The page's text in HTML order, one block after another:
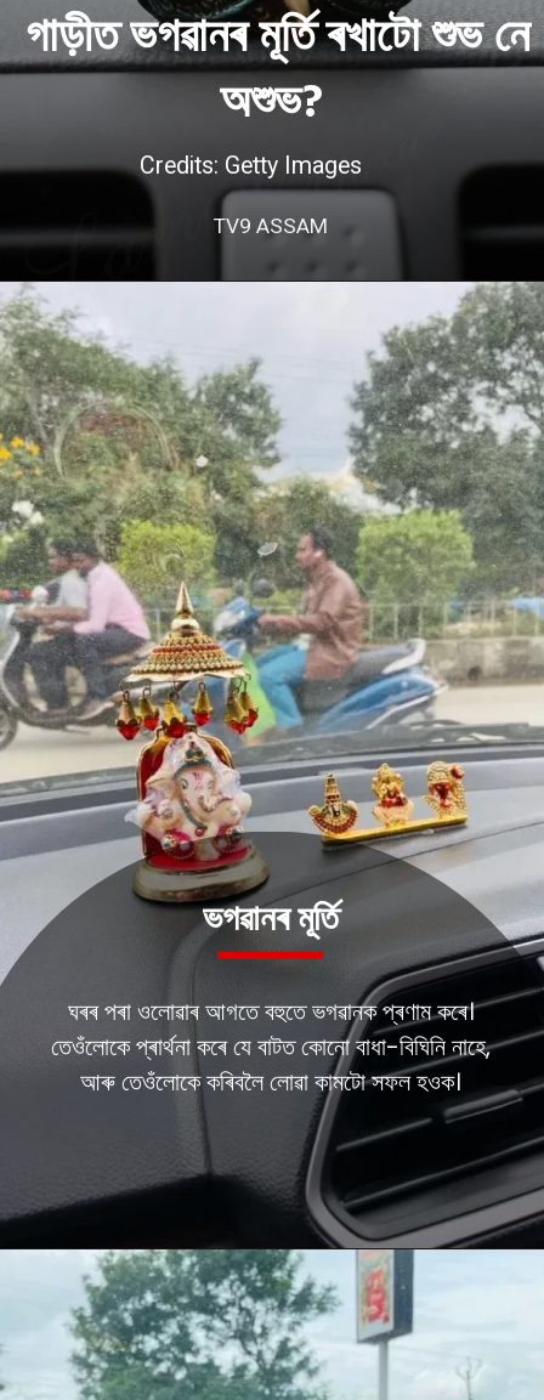
গাড়ীত ভগৱানৰ মূৰ্তি ৰখাটো শুভ নে
অশুভ?
Credits: Getty Images
TV9 ASSAM
ঘৰৰ পৰা ওলোৱাৰ আগতে বহুতে ভগৱানক প্ৰণাম কৰে।
তেওঁলোকে প্ৰাৰ্থনা কৰে যে বাটত কোনো বাধা-বিঘিনি নাহে,
আৰু তেওঁলোকে কৰিবলৈ লোৱা কামটো সফল হওক।
ভগৱানৰ মূৰ্তি